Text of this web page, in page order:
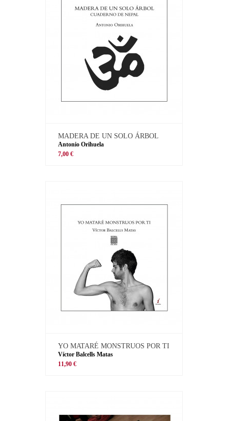
MADERA DE UN SOLO ÁRBOL
Antonio Orihuela
7,00 €
YO MATARÉ MONSTRUOS POR TI
Víctor Balcells Matas
11,90 €